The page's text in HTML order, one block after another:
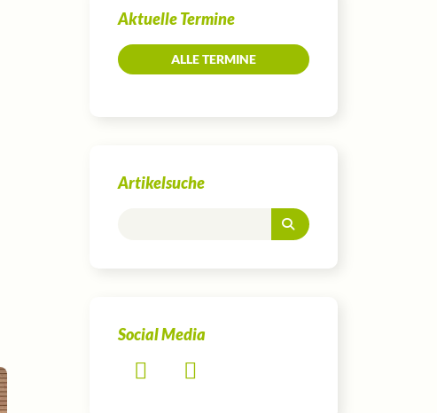
Aktuelle Termine
ALLE TERMINE
Artikelsuche
Social Media